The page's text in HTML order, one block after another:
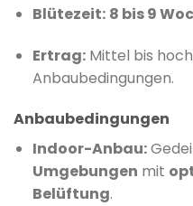
Blütezeit: 8 bis 9
Ertrag: Mittel bis
Anbaubedingungen.
Anbaubedingungen
Indoor-Anbau:
Umgebungen mit
Belüftung.